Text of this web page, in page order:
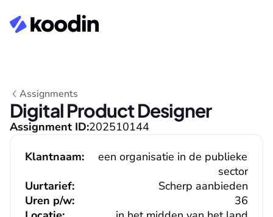
Assignments
Digital Product Designer
Assignment ID:202510144
Klantnaam:
een organisatie in de publieke
sector
Uurtarief:
Scherp aanbieden
36
Uren p/w: